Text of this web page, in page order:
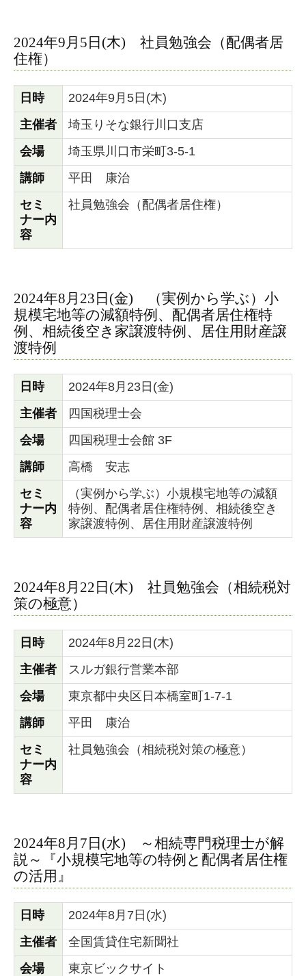
2024年9月5日(木) 社員勉強会（配偶者居
住権）
日時
2024年9月5日(木)
主催者
埼玉りそな銀行川口支店
会場
埼玉県川口市栄町3-5-1
講師
平田 康治
セミ
ナー内
容
社員勉強会（配偶者居住権）
2024年8月23日(金) （実例から学ぶ）小
規模宅地等の減額特例、配偶者居住権特
例、相続後空き家譲渡特例、居住用財産譲
渡特例
日時
2024年8月23日(金)
主催者
四国税理士会
会場
四国税理士会館 3F
講師
高橋 安志
セミ
ナー内
容
（実例から学ぶ）小規模宅地等の減額
特例、配偶者居住権特例、相続後空き
家譲渡特例、居住用財産譲渡特例
2024年8月22日(木) 社員勉強会（相続税対
策の極意）
日時
2024年8月22日(木)
主催者
スルガ銀行営業本部
会場
東京都中央区日本橋室町1-7-1
講師
平田 康治
セミ
ナー内
容
社員勉強会（相続税対策の極意）
2024年8月7日(水) ～相続専門税理士が解
説～『小規模宅地等の特例と配偶者居住権
の活用』
日時
2024年8月7日(水)
主催者
全国賃貸住宅新聞社
会場
東京ビックサイト